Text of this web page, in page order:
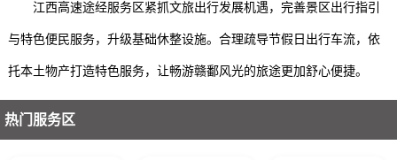
江西高速途经服务区紧抓文旅出行发展机遇，完善景区出行指引
与特色便民服务，升级基础休整设施。合理疏导节假日出行车流，依
托本土物产打造特色服务，让畅游赣鄱风光的旅途更加舒心便捷。
热门服务区